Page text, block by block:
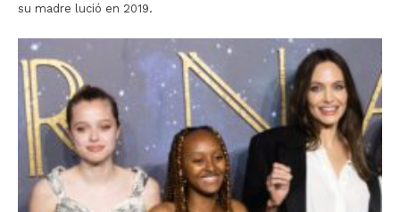
su madre lució en 2019.